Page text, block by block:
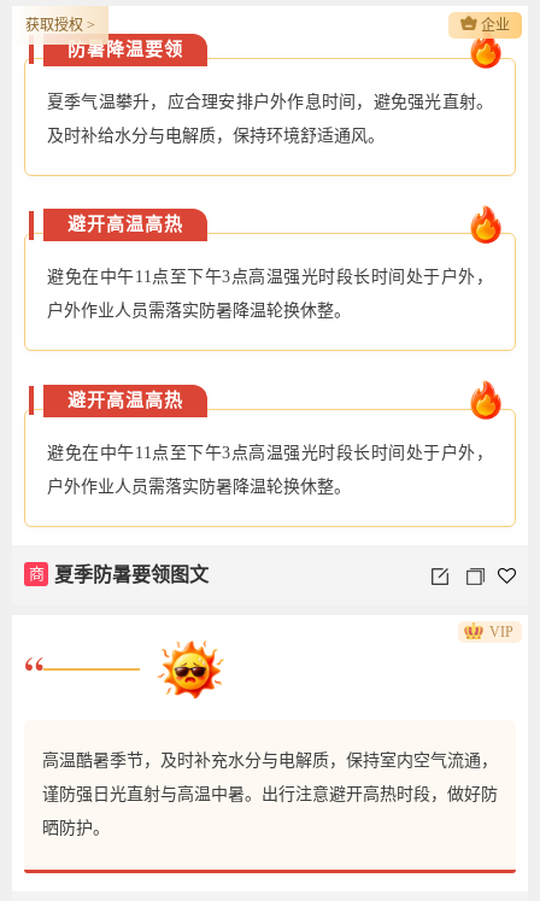
防暑降温要领
夏季气温攀升，应合理安排户外作息时间，避免强光直射。
及时补给水分与电解质，保持环境舒适通风。
避开高温高热
避免在中午11点至下午3点高温强光时段长时间处于户外，
户外作业人员需落实防暑降温轮换休整。
避开高温高热
避免在中午11点至下午3点高温强光时段长时间处于户外，
户外作业人员需落实防暑降温轮换休整。
商 夏季防暑要领图文
获取授权 > 企业
“
高温酷暑季节，及时补充水分与电解质，保持室内空气流通，
谨防强日光直射与高温中暑。出行注意避开高热时段，做好防
晒防护。
VIP